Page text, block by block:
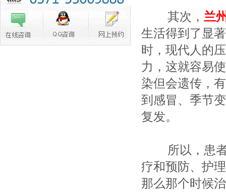
其次， 兰
生活得到了显
时，现代人的
力，这就容易
染但会遗传，
到感冒、季节
复发。
所以，患
疗和预防、护
那么那个时候